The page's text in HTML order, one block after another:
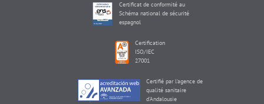
Certificat de conformité au
Schéma national de sécurité
espagnol
Certification
ISO/IEC
27001
Certifié par l'agence de
qualité sanitaire
d'Andalousie